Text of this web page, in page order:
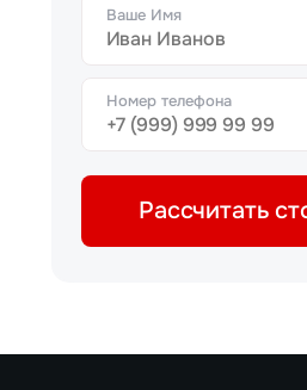
Ваше Имя
Номер телефона
Рассчитать